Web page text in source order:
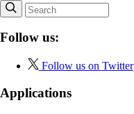
Follow us:
Follow us on Twitter
Applications